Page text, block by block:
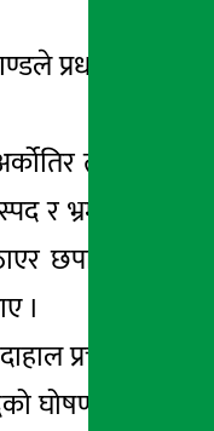
प्रधानमन्त्री
त्यही
र भ्रमपूर्ण
छपाउनतिर पनि
।
प्रचण्डले
गर्न